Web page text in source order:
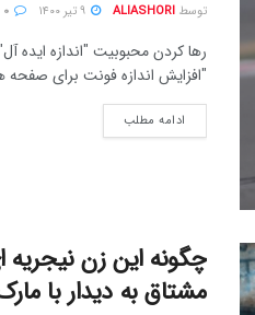
توسط ALIASHORI
رها کردن محبوبیت "اندازه ایده
"افزایش اندازه فونت برای
ادامه مطلب
چگونه این زن نیجریه
مشتاق به دیدار با